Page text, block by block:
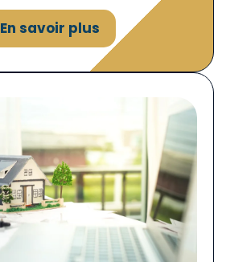
En savoir plus